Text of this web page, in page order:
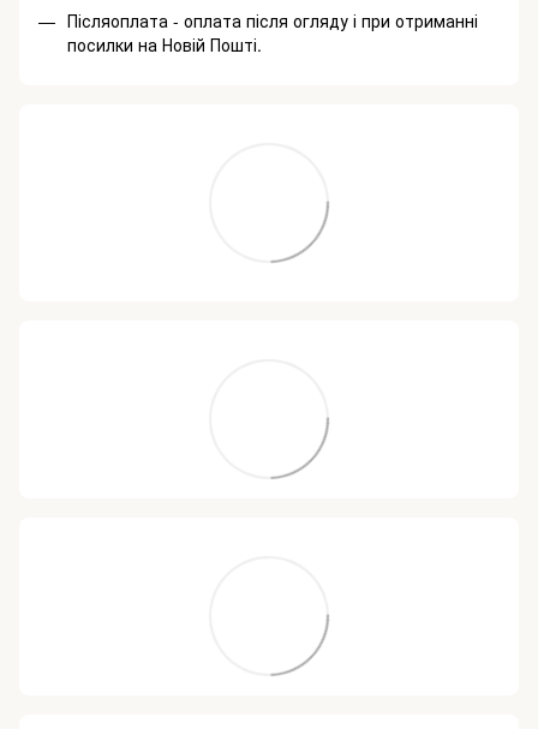
Післяоплата - оплата після огляду і при отриманні
посилки на Новій Пошті.